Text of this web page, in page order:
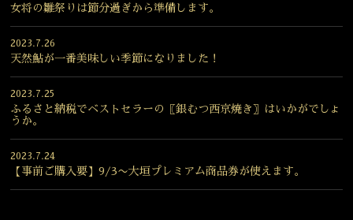
女将の雛祭りは節分過ぎから準備します。
2023.7.26
天然鮎が一番美味しい季節になりました！
2023.7.25
ふるさと納税でベストセラーの〖銀むつ西京焼き〗はいかがでしょ
うか。
2023.7.24
【事前ご購入要】9/3〜大垣プレミアム商品券が使えます。